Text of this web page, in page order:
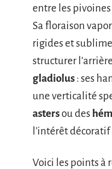
entre les pivoines
Sa floraison
rigides et
structurer
gladiolus : ses
une verticalité
astersou des
l’intérêt
Voici les points à